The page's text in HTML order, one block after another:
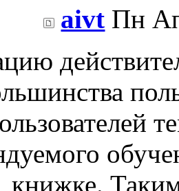
aivt Пн
книжке.